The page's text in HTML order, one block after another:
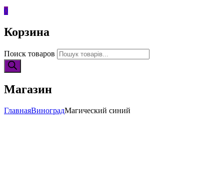
0
Корзина
Поиск товаров
Магазин
ГлавнаяВиноградМагический синий